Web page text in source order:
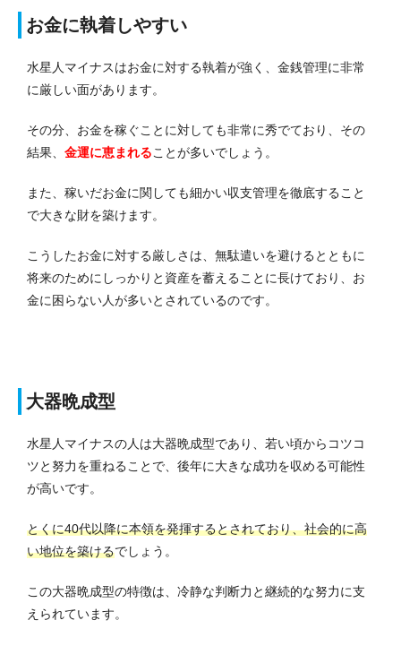
お金に執着しやすい
水星人マイナスはお金に対する執着が強く、金銭管理に非常
に厳しい面があります。
その分、お金を稼ぐことに対しても非常に秀でており、その
結果、 金運に恵まれることが多いでしょう。
また、稼いだお金に関しても細かい収支管理を徹底すること
で大きな財を築けます。
こうしたお金に対する厳しさは、無駄遣いを避けるとともに
将来のためにしっかりと資産を蓄えることに長けており、お
金に困らない人が多いとされているのです。
大器晩成型
水星人マイナスの人は大器晩成型であり、若い頃からコツコ
ツと努力を重ねることで、後年に大きな成功を収める可能性
が高いです。
とくに40代以降に本領を発揮するとされており、社会的に高
い地位を築けるでしょう。
この大器晩成型の特徴は、冷静な判断力と継続的な努力に支
えられています。